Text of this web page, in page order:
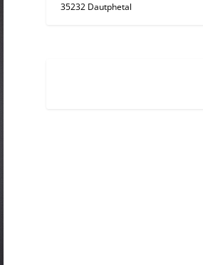
35232 Dautphetal